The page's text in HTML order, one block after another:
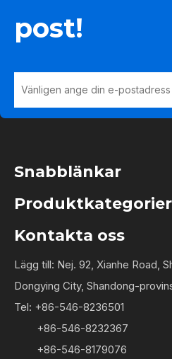
post!
Snabblänkar
Produktkategorier
Kontakta oss
Lägg till: Nej. 92, Xianhe Road,
Dongying City, Shandong-
Tel: +86-546-8236501
+86-546-8232367
+86-546-8179076